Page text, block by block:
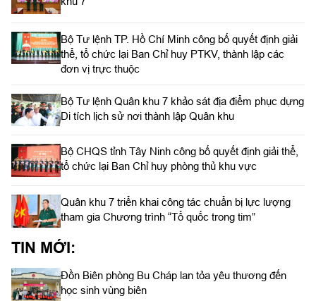
Bộ Tư lệnh TP. Hồ Chí Minh công bố quyết định giải
thể, tổ chức lại Ban Chỉ huy PTKV, thành lập các
đơn vị trực thuộc
Bộ Tư lệnh Quân khu 7 khảo sát địa điểm phục dựng
Di tích lịch sử nơi thành lập Quân khu
Bộ CHQS tỉnh Tây Ninh công bố quyết định giải thể,
tổ chức lại Ban Chỉ huy phòng thủ khu vực
Quân khu 7 triển khai công tác chuẩn bị lực lượng
tham gia Chương trình “Tổ quốc trong tim”
TIN MỚI:
Đồn Biên phòng Bu Cháp lan tỏa yêu thương đến
học sinh vùng biên